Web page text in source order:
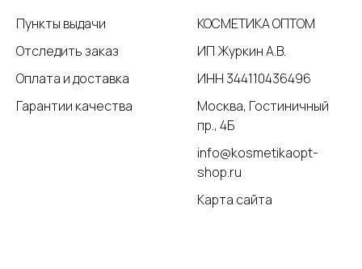
Пункты выдачи
Отследить заказ
Оплата и доставка
Гарантии качества
КОСМЕТИКА ОПТОМ
ИП Журкин А.В.
ИНН 344110436496
Москва, Гостиничный
пр., 4Б
info@kosmetikaopt-
shop.ru
Карта сайта